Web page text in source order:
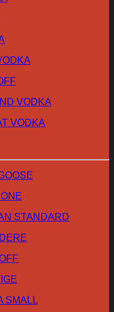
VODKA
VODKA
STANDARD
SMALL